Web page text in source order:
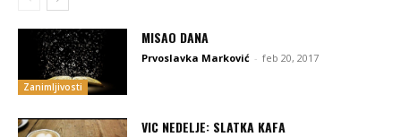
Zanimljivosti
MISAO DANA
Prvoslavka Marković - feb 20, 2017
VIC NEDELJE: SLATKA KAFA